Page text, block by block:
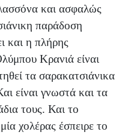
και ασφαλώς
παράδοση
και η πλήρης
Κρανιά είναι
τα σαρακατσιάνικα
είναι γνωστά και τα
τους. Και το
χολέρας έσπειρε το